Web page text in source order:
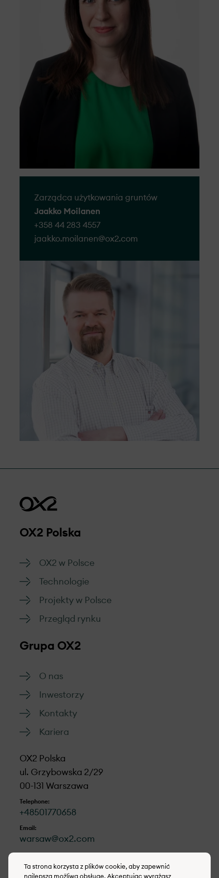
założenia, od wczesnego planowania,
przez budowę, aż po zarządzanie.
Zarządca użytkowania gruntów
Jaakko Moilanen
+358 44 283 4557
jaakko.moilanen@​ox2.com
OX2 Polska
OX2 w Polsce
Technologie
Projekty w Polsce
Przegląd rynku
Grupa OX2
O nas
Inwestorzy
Kontakty
Kariera
OX2 Polska
ul. Grzybowska 2/29
00-131 Warszawa
Telephone:
+48501770658
Email:
warsaw@ox2.com
LinkedIn
Ta strona korzysta z plików cookie, aby zapewnić